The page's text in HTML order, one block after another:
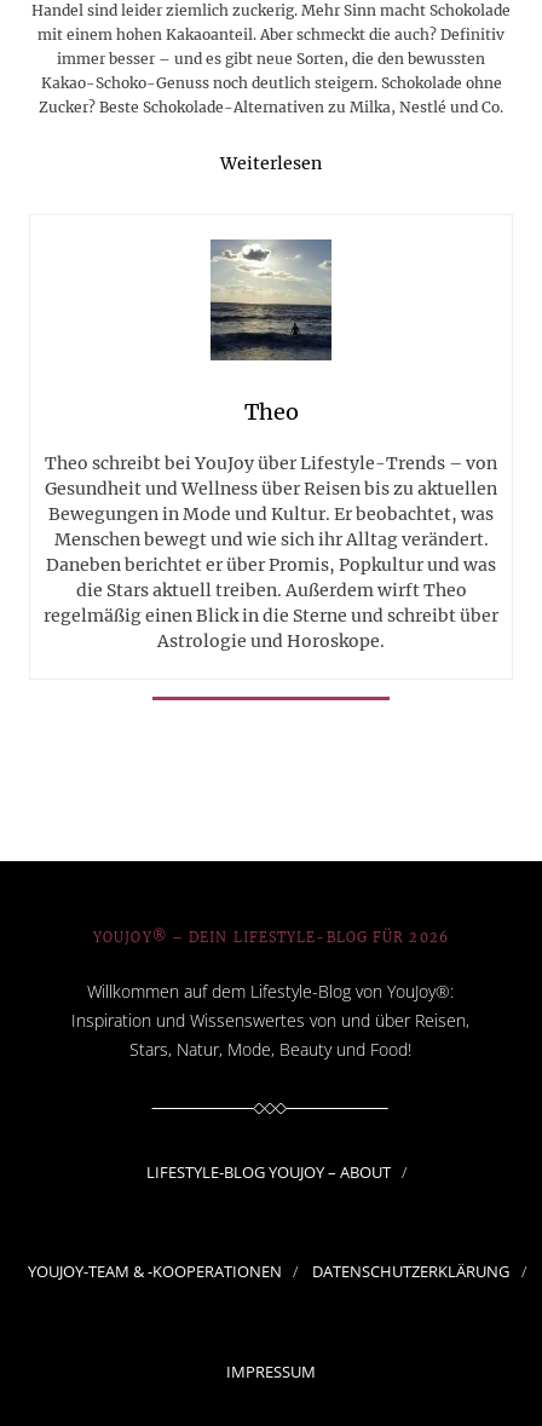
Handel sind leider ziemlich zuckerig. Mehr Sinn macht Schokolade
mit einem hohen Kakaoanteil. Aber schmeckt die auch? Definitiv
immer besser – und es gibt neue Sorten, die den bewussten
Kakao-Schoko-Genuss noch deutlich steigern. Schokolade ohne
Zucker? Beste Schokolade-Alternativen zu Milka, Nestlé und Co.
Weiterlesen
Theo
Theo schreibt bei YouJoy über Lifestyle-Trends – von
Gesundheit und Wellness über Reisen bis zu aktuellen
Bewegungen in Mode und Kultur. Er beobachtet, was
Menschen bewegt und wie sich ihr Alltag verändert.
Daneben berichtet er über Promis, Popkultur und was
die Stars aktuell treiben. Außerdem wirft Theo
regelmäßig einen Blick in die Sterne und schreibt über
Astrologie und Horoskope.
YOUJOY® – DEIN LIFESTYLE-BLOG FÜR 2026
Willkommen auf dem Lifestyle-Blog von YouJoy®:
Inspiration und Wissenswertes von und über Reisen,
Stars, Natur, Mode, Beauty und Food!
LIFESTYLE-BLOG YOUJOY – ABOUT
YOUJOY-TEAM & -KOOPERATIONEN DATENSCHUTZERKLÄRUNG
IMPRESSUM